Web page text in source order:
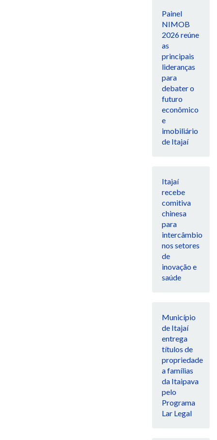
Painel
NIMOB
2026 reúne
as
principais
lideranças
para
debater o
futuro
econômico
e
imobiliário
de Itajaí
Itajaí
recebe
comitiva
chinesa
para
intercâmbio
nos setores
de
inovação e
saúde
Município
de Itajaí
entrega
títulos de
propriedade
a famílias
da Itaipava
pelo
Programa
Lar Legal